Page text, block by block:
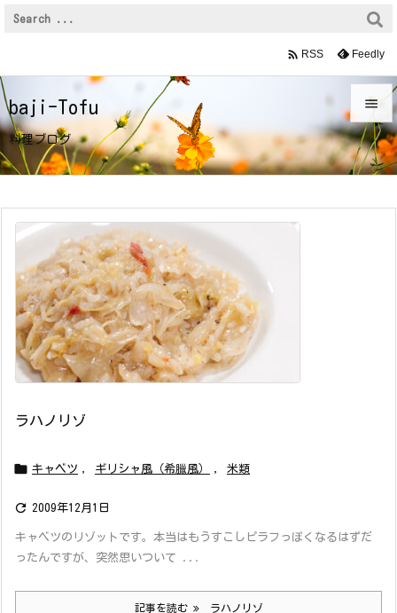
baji-Tofu
料理ブログ


メニュ
 RSS Feedly
ラハノリゾ
 キャベツ , ギリシャ風（希臘風） , 米類
 2009年12月1日
キャベツのリゾットです。本当はもうすこしピラフっぽくなるはずだ
ったんですが、突然思いついて ...
記事を読む ラハノリゾ